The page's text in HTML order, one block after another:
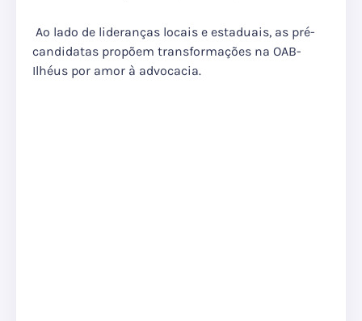
Ao lado de lideranças locais e estaduais, as pré-
candidatas propõem transformações na OAB-
Ilhéus por amor à advocacia.